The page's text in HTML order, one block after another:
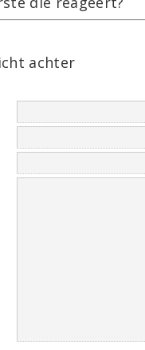
achter